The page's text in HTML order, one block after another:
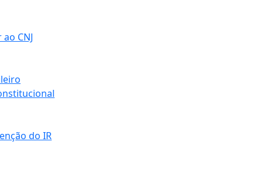
CNJ
do IR